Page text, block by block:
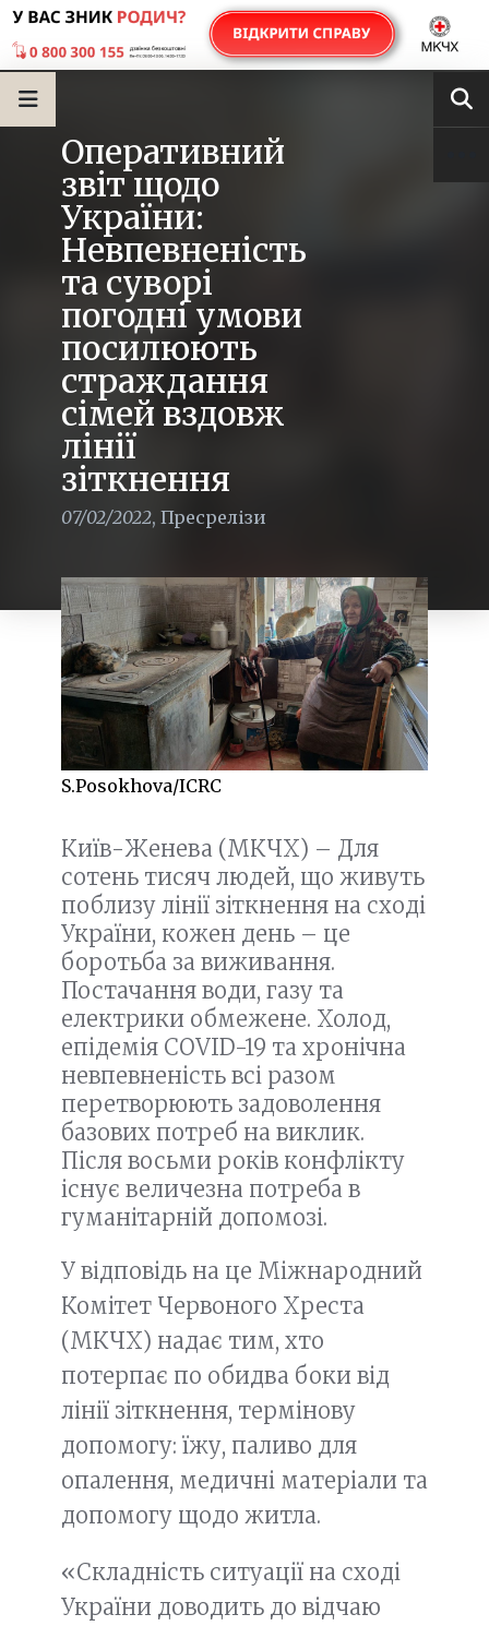
Оперативний
звіт щодо
України:
Невпевненість
та суворі
погодні умови
посилюють
страждання
сімей вздовж
лінії
зіткнення
07/02/2022, Пресрелізи
S.Posokhova/ICRC
Київ-Женева (МКЧХ) – Для
сотень тисяч людей, що живуть
поблизу лінії зіткнення на сході
України, кожен день – це
боротьба за виживання.
Постачання води, газу та
електрики обмежене. Холод,
епідемія COVID-19 та хронічна
невпевненість всі разом
перетворюють задоволення
базових потреб на виклик.
Після восьми років конфлікту
існує величезна потреба в
гуманітарній допомозі.
У відповідь на це Міжнародний
Комітет Червоного Хреста
(МКЧХ) надає тим, хто
потерпає по обидва боки від
лінії зіткнення, термінову
допомогу: їжу, паливо для
опалення, медичні матеріали та
допомогу щодо житла.
«Складність ситуації на сході
України доводить до відчаю